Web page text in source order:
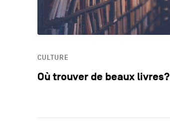
CULTURE
Où trouver de beaux livres?